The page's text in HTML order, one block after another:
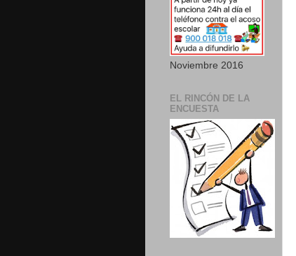
Noviembre 2016
EL RINCÓN DE LA
ENCUESTA